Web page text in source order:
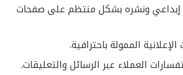
إبداعي ونشره بشكل منتظم على صفحات
الممولة باحترافية.
العملاء عبر الرسائل والتعليقات.